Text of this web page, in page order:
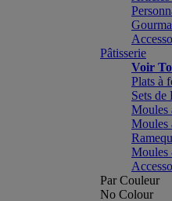
Pâtisserie
Voir
Plats à
Sets de
Moules
Moules
Moules
Par Couleur
No Colour